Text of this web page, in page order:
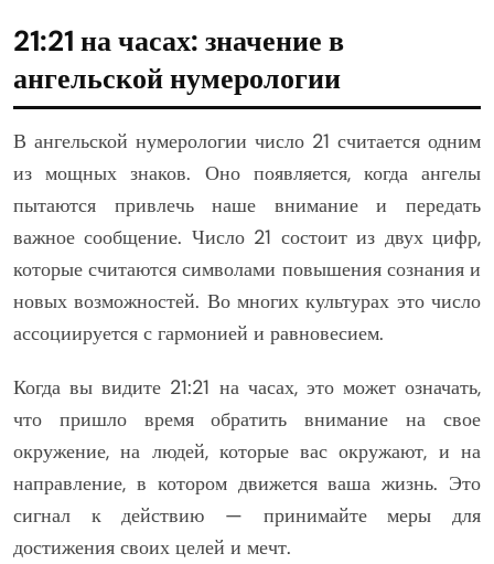
21:21 на часах: значение в
ангельской нумерологии
В ангельской нумерологии число 21 считается одним
из мощных знаков. Оно появляется, когда ангелы
пытаются привлечь наше внимание и передать
важное сообщение. Число 21 состоит из двух цифр,
которые считаются символами повышения сознания и
новых возможностей. Во многих культурах это число
ассоциируется с гармонией и равновесием.
Когда вы видите 21:21 на часах, это может означать,
что пришло время обратить внимание на свое
окружение, на людей, которые вас окружают, и на
направление, в котором движется ваша жизнь. Это
сигнал к действию — принимайте меры для
достижения своих целей и мечт.